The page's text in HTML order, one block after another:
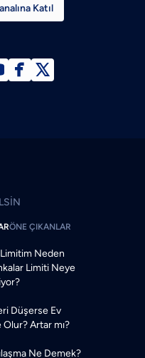
Katıl
 
ÖNE ÇIKANLAR
Neden
Limiti Neye
Düşerse Ev
Olur? Artar mı?
Ne Demek?